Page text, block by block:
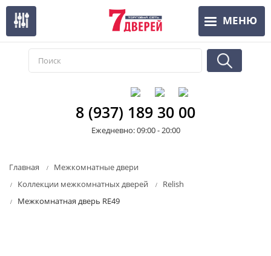
Перейти
основному
содержанию
МЕНЮ
8 (937) 189 30 00
Ежедневно: 09:00 - 20:00
Главная
Межкомнатные двери
Коллекции межкомнатных дверей
Relish
Межкомнатная дверь RE49